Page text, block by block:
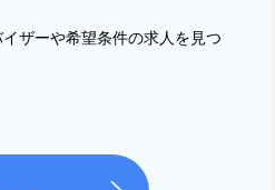
ザーや希望条件の求人を見つ